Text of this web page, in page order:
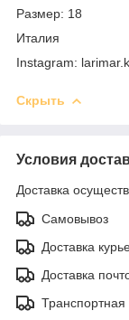
Размер: 18
Италия
Instagram:
Скрыть
Условия
Доставка
Самовывоз
Доставка
Доставка